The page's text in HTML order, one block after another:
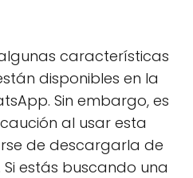
características
disponibles en la
Sin embargo, es
al usar esta
de descargarla de
estás buscando una